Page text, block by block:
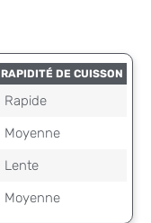
RAPIDITÉ DE CUISSON
Rapide
Moyenne
Lente
Moyenne